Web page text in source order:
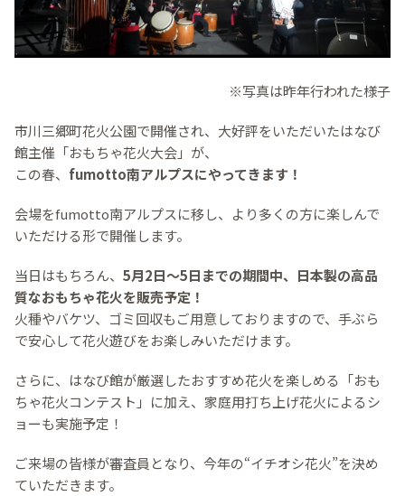
※写真は昨年行われた様子
市川三郷町花火公園で開催され、大好評をいただいたはなび
館主催「おもちゃ花火大会」が、
この春、 fumotto南アルプスにやってきます！
会場をfumotto南アルプスに移し、より多くの方に楽しんで
いただける形で開催します。
当日はもちろん、 5月2日〜5日までの期間中、日本製の高品
質なおもちゃ花火を販売予定！
火種やバケツ、ゴミ回収もご用意しておりますので、手ぶら
で安心して花火遊びをお楽しみいただけます。
さらに、はなび館が厳選したおすすめ花火を楽しめる「おも
ちゃ花火コンテスト」に加え、家庭用打ち上げ花火によるシ
ョーも実施予定！
ご来場の皆様が審査員となり、今年の“イチオシ花火”を決め
ていただきます。